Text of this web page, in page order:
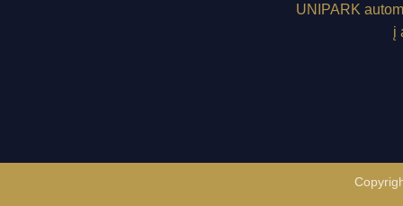
UNIPARK
į